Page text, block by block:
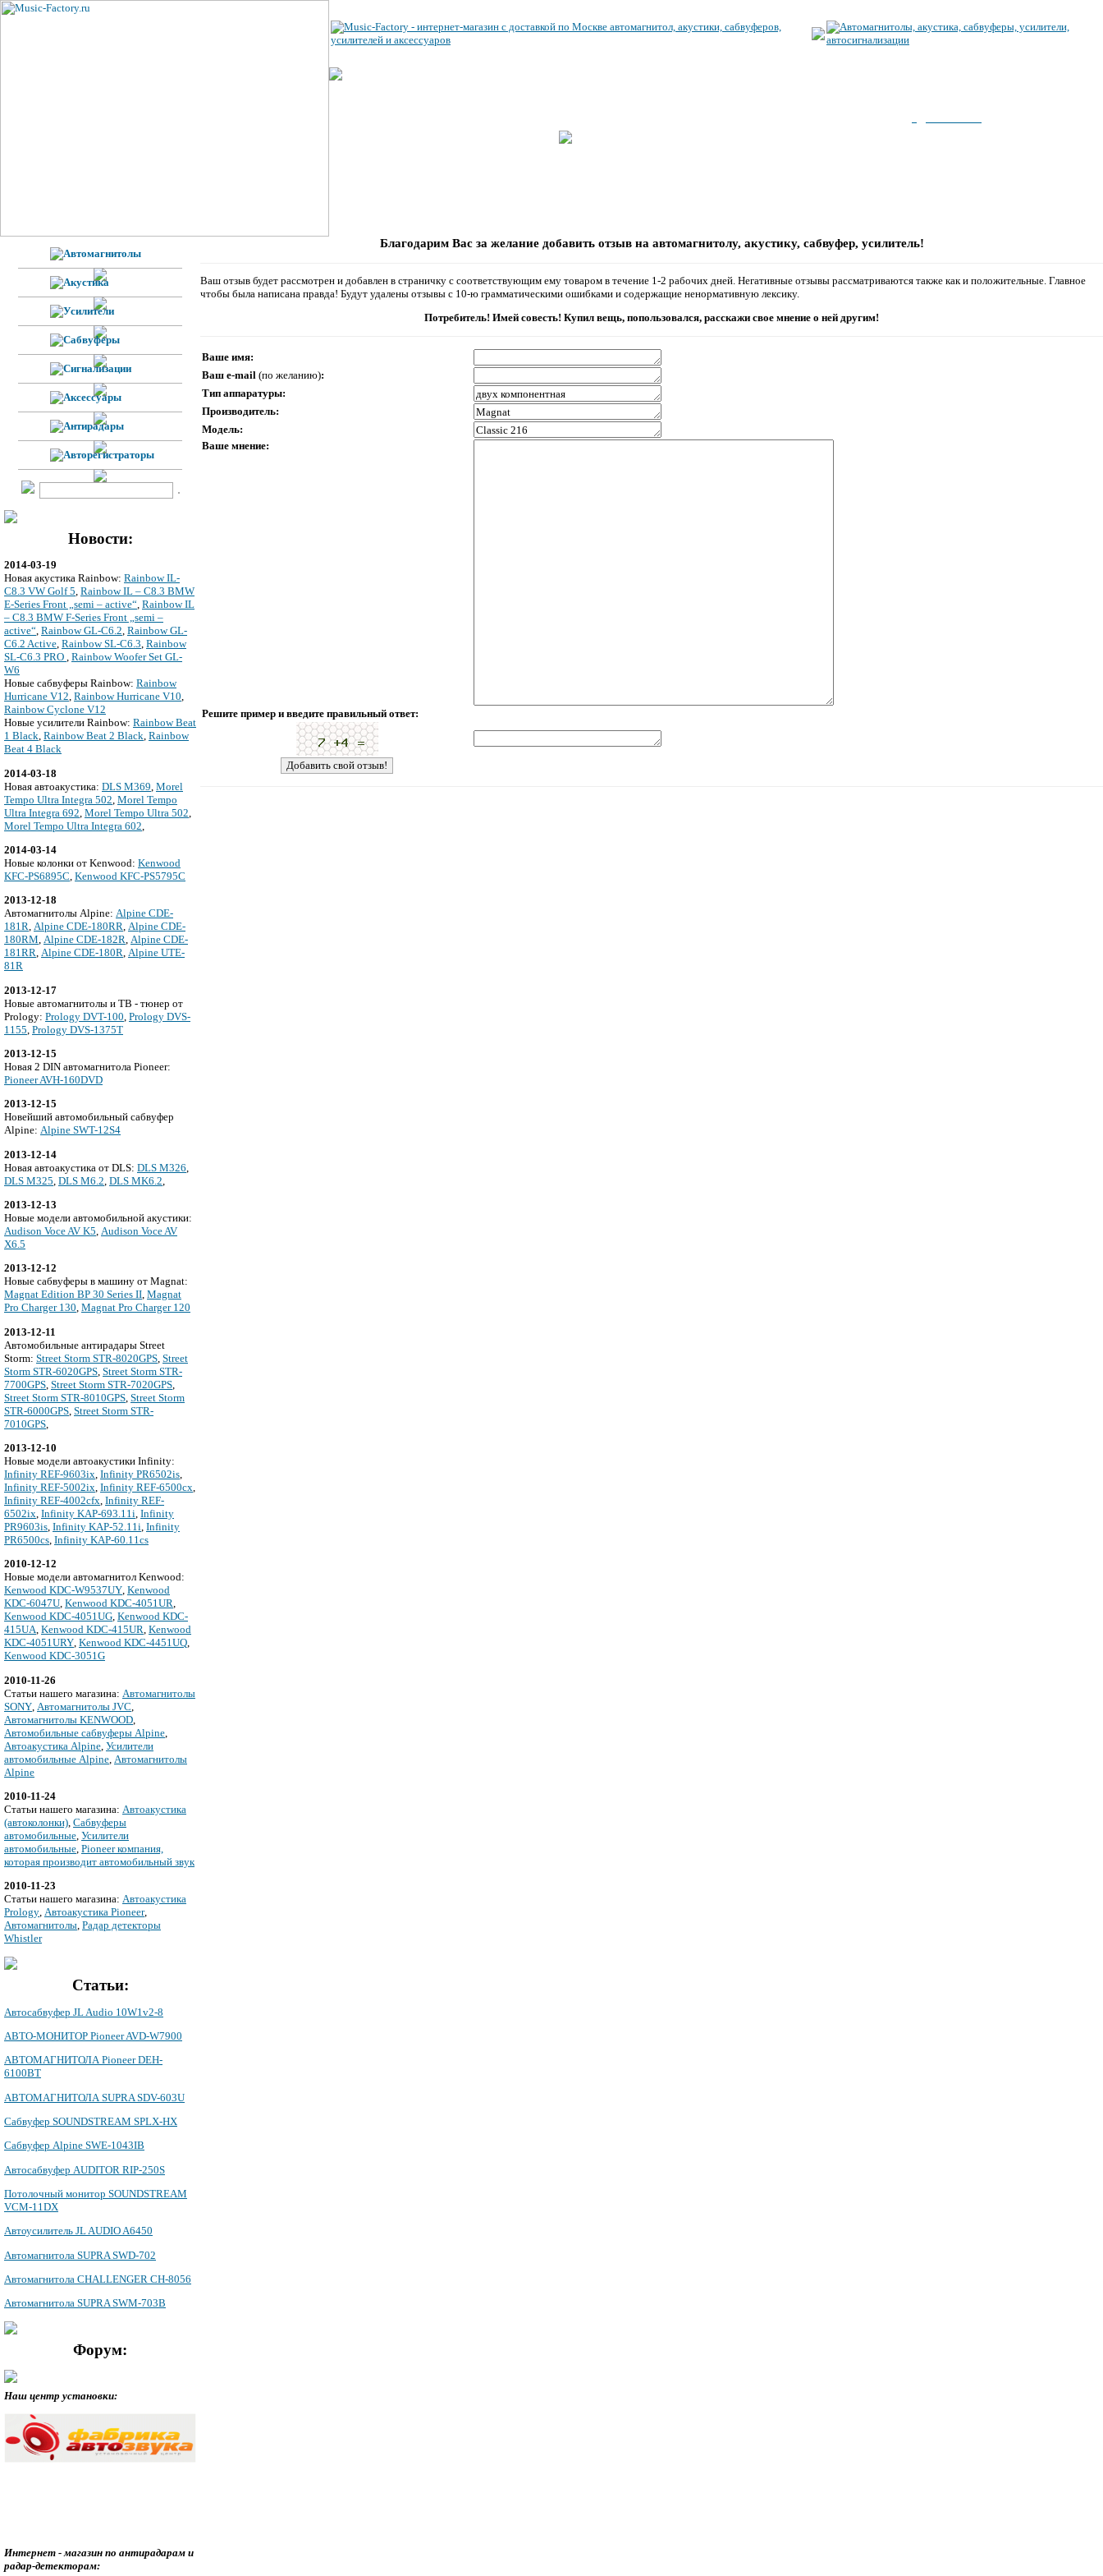
Новости:
2014-03-19
Новая акустика Rainbow: Rainbow IL-
C8.3 VW Golf 5, Rainbow IL – C8.3 BMW
E-Series Front „semi – active“, Rainbow IL
– C8.3 BMW F-Series Front „semi –
active“, Rainbow GL-C6.2, Rainbow GL-
C6.2 Active, Rainbow SL-C6.3, Rainbow
SL-C6.3 PRO , Rainbow Woofer Set GL-
W6
Новые сабвуферы Rainbow: Rainbow
Hurricane V12, Rainbow Hurricane V10,
Rainbow Cyclone V12
Новые усилители Rainbow: Rainbow Beat
1 Black, Rainbow Beat 2 Black, Rainbow
Beat 4 Black
2014-03-18
Новая автоакустика: DLS M369 Morel
Tempo Ultra Integra 502 Morel Tempo
Ultra Integra 692 Morel Tempo Ultra 502
Morel Tempo Ultra Integra 602
2014-03-14
Новые колонки от Kenwood: Kenwood
KFC-PS6895C, Kenwood KFC-PS5795C
2013-12-18
Автомагнитолы Alpine: Alpine CDE-
181R, Alpine CDE-180RR, Alpine CDE-
180RM, Alpine CDE-182R, Alpine CDE-
181RR, Alpine CDE-180R, Alpine UTE-
81R
2013-12-17
Новые автомагнитолы и ТВ - тюнер от
Prology: Prology DVT-100 Prology DVS-
1155 Prology DVS-1375T
2013-12-15
Новая 2 DIN автомагнитола Pioneer:
Pioneer AVH-160DVD
2013-12-15
Новейший автомобильный сабвуфер
Alpine: Alpine SWT-12S4
2013-12-14
Новая автоакустика от DLS: DLS M326
DLS M325 DLS M6.2 DLS MK6.2
2013-12-13
Новые модели автомобильной акустики:
Audison Voce AV K5, Audison Voce AV
X6.5
2013-12-12
Новые сабвуферы в машину от Magnat:
Magnat Edition BP 30 Series II, Magnat
Pro Charger 130, Magnat Pro Charger 120
2013-12-11
Автомобильные антирадары Street
Storm: Street Storm STR-8020GPS Street
Storm STR-6020GPS Street Storm STR-
7700GPS Street Storm STR-7020GPS
Street Storm STR-8010GPS Street Storm
STR-6000GPS Street Storm STR-
7010GPS
2013-12-10
Новые модели автоакустики Infinity:
Infinity REF-9603ix, Infinity PR6502is,
Infinity REF-5002ix, Infinity REF-6500cx,
Infinity REF-4002cfx, Infinity REF-
6502ix, Infinity KAP-693.11i, Infinity
PR9603is, Infinity KAP-52.11i, Infinity
PR6500cs, Infinity KAP-60.11cs
2010-12-12
Новые модели автомагнитол Kenwood:
Kenwood KDC-W9537UY, Kenwood
KDC-6047U, Kenwood KDC-4051UR,
Kenwood KDC-4051UG, Kenwood KDC-
415UA, Kenwood KDC-415UR, Kenwood
KDC-4051URY, Kenwood KDC-4451UQ,
Kenwood KDC-3051G
2010-11-26
Cтатьи нашего магазина: Автомагнитолы
SONY Автомагнитолы JVC
Автомагнитолы KENWOOD
Автомобильные сабвуферы Alpine
Автоакустика Alpine Усилители
автомобильные Alpine Автомагнитолы
Alpine
2010-11-24
Cтатьи нашего магазина: Автоакустика
(автоколонки), Сабвуферы
автомобильные, Усилители
автомобильные, Pioneer компания,
которая производит автомобильный звук
2010-11-23
Cтатьи нашего магазина: Автоакустика
Prology, Автоакустика Pioneer,
Автомагнитолы, Радар детекторы
Whistler
Статьи:
Автосабвуфер JL Audio 10W1v2-8
АВТО-МОНИТОР Pioneer AVD-W7900
АВТОМАГНИТОЛА Pioneer DEH-
6100BT
АВТОМАГНИТОЛА SUPRA SDV-603U
Сабвуфер SOUNDSTREAM SPLX-HX
Сабвуфер Alpine SWE-1043IB
Автосабвуфер AUDITOR RIP-250S
Потолочный монитор SOUNDSTREAM
VCM-11DX
Автоусилитель JL AUDIO A6450
Автомагнитола SUPRA SWD-702
Автомагнитола CHALLENGER CH-8056
Автомагнитола SUPRA SWM-703B
Форум:
Наш центр установки:
Интернет - магазин по антирадарам и
радар-детекторам:
Благодарим Вас за желание добавить отзыв на автомагнитолу, акустику, сабвуфер, усилитель!
Ваш отзыв будет рассмотрен и добавлен в страничку с соответствующим ему товаром в течение 1-2 рабочих дней. Негативные отзывы рассматриваются также как и положительные. Главное
чтобы была написана правда! Будут удалены отзывы с 10-ю грамматическими ошибками и содержащие ненормативную лексику.
Потребитель! Имей совесть! Купил вещь, попользовался, расскажи свое мнение о ней другим!
Ваше имя:
Ваш e-mail (по желанию):
Тип аппаратуры:
Производитель:
Модель:
Ваше мнение:
Решите пример и введите правильный ответ: